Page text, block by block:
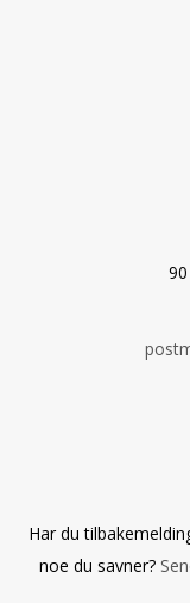
Har du
noe du savner?